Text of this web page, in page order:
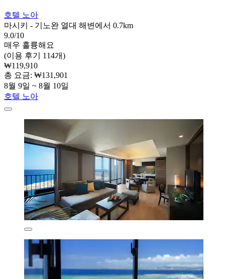
호텔 노아
마시키 - 기노완 열대 해변에서 0.7km
9.0/10
매우 훌륭해요
(이용 후기 114개)
₩119,910
총 요금: ₩131,901
8월 9일 ~ 8월 10일
호텔 노아